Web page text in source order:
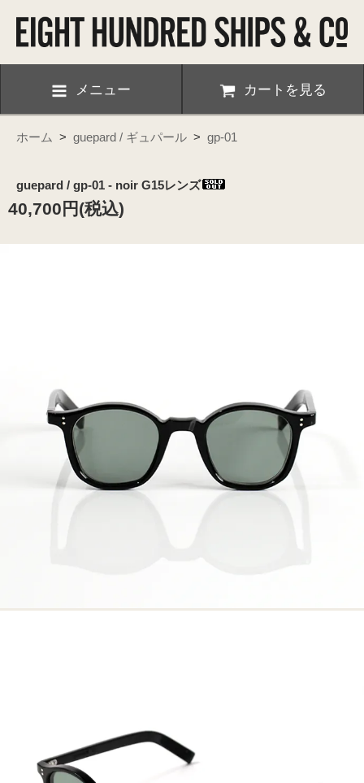
メニュー カートを見る
ホーム > guepard / ギュパール > gp-01
guepard / gp-01 - noir G15レンズ
40,700円(税込)